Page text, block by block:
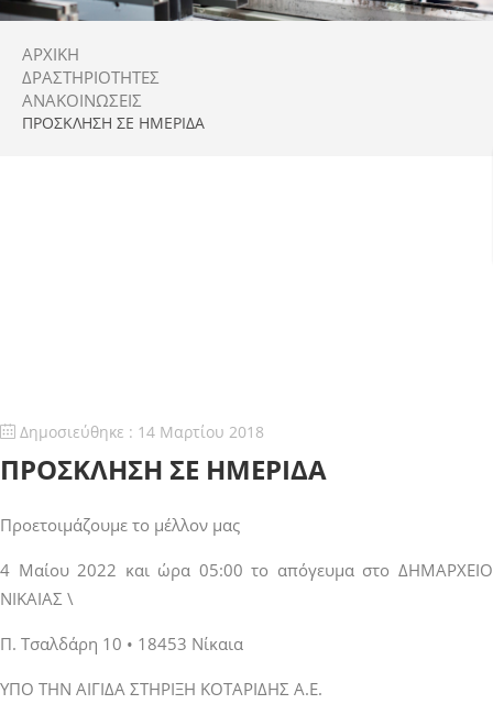
ΑΡΧΙΚΗ
ΔΡΑΣΤΗΡΙΌΤΗΤΕΣ
ΑΝΑΚΟΙΝΏΣΕΙΣ
ΠΡΟΣΚΛΗΣΗ ΣΕ ΗΜΕΡΙΔΑ
Δημοσιεύθηκε : 14 Μαρτίου 2018
ΠΡΟΣΚΛΗΣΗ ΣΕ ΗΜΕΡΙΔΑ
Προετοιμάζουμε το μέλλον μας
4 Μαίου 2022 και ώρα 05:00 το απόγευμα στο ΔΗΜΑΡΧΕΙΟ
ΝΙΚΑΙΑΣ \
Π. Τσαλδάρη 10 • 18453 Νίκαια
ΥΠΟ ΤΗΝ ΑΙΓΙΔΑ ΣΤΗΡΙΞΗ ΚΟΤΑΡΙΔΗΣ Α.Ε.